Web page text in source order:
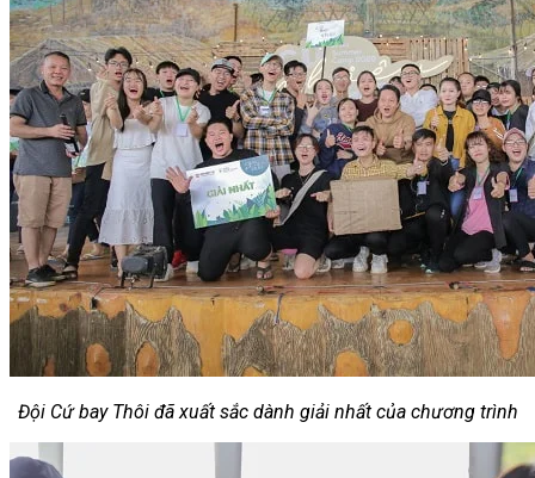
Đội Cứ bay Thôi đã xuất sắc dành giải nhất của chương trình